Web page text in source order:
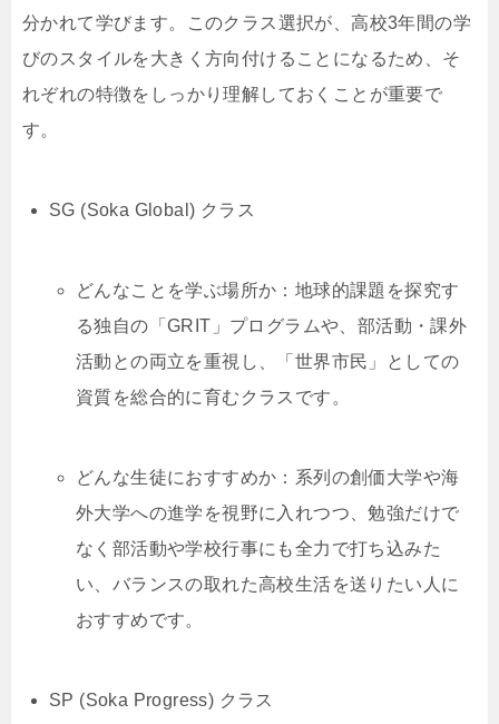
分かれて学びます。このクラス選択が、高校3年間の学
びのスタイルを大きく方向付けることになるため、そ
れぞれの特徴をしっかり理解しておくことが重要で
す。
SG (Soka Global) クラス
どんなことを学ぶ場所か：地球的課題を探究す
る独自の「GRIT」プログラムや、部活動・課外
活動との両立を重視し、「世界市民」としての
資質を総合的に育むクラスです。
どんな生徒におすすめか：系列の創価大学や海
外大学への進学を視野に入れつつ、勉強だけで
なく部活動や学校行事にも全力で打ち込みた
い、バランスの取れた高校生活を送りたい人に
おすすめです。
SP (Soka Progress) クラス